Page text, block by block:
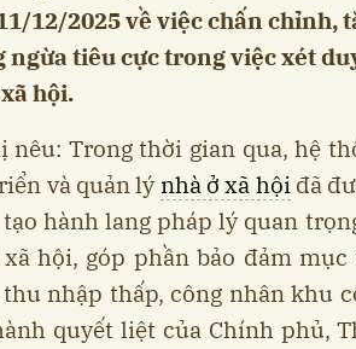
12/2025 về việc chấn chỉnh,
ngừa tiêu cực trong việc xét
hội.
nêu: Trong thời gian qua, hệ
và quản lý nhà ở xã hộiđã
hành lang pháp lý quan
hội, góp phần bảo đảm
nhập thấp, công nhân khu
quyết liệt của Chính phủ,